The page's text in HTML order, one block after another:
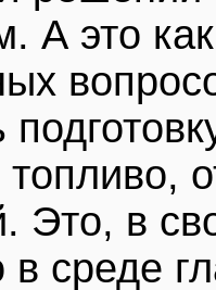
А это
топливо,
Это, в
в среде